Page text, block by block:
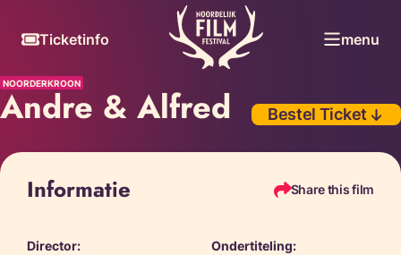
Ticketinfo
menu
NOORDERKROON
Andre & Alfred Bestel Ticket
Informatie Share this film
Director:
Ondertiteling: